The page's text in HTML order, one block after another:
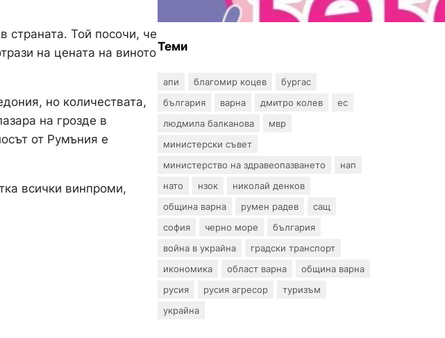
страната. Той посочи, че
на цената на виното
но количествата,
на грозде в
от Румъния е
всички винпроми,
обяви срещу
прехвърлянето на Центъра
Теми
апи благомир коцев
бургас
българия
варна дмитро колев
ес
людмила балканова
мвр
министерски съвет
министерство на здравеопазването
нап
нато
нзок
николай денков
община варна
румен радев
сащ
софия
черно море
българия
война в украйна
градски транспорт
икономика
област варна
община варна
русия
русия агресор
туризъм
украйна